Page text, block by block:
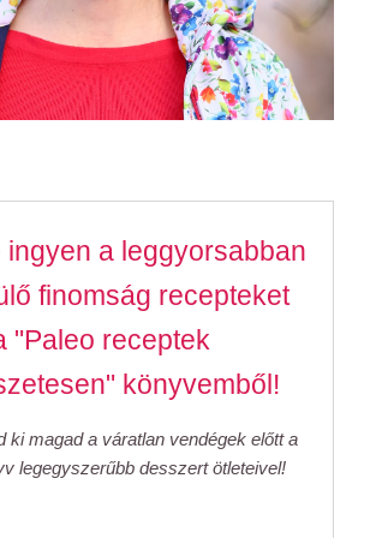
ingyen a leggyorsabban
finomság recepteket
"Paleo receptek
könyvemből!
ki magad a váratlan vendégek előtt a
legegyszerűbb desszert ötleteivel!